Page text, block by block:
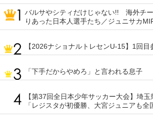
バルサやシティだけじゃない!! 海外チ
りあった日本人選手たち／ジュニサカ
【2026ナショナルトレセンU-15】1回目
「下手だからやめろ」と言われる息子
【第37回全日本少年サッカー大会】埼
「レジスタが初優勝、大宮ジュニアも全